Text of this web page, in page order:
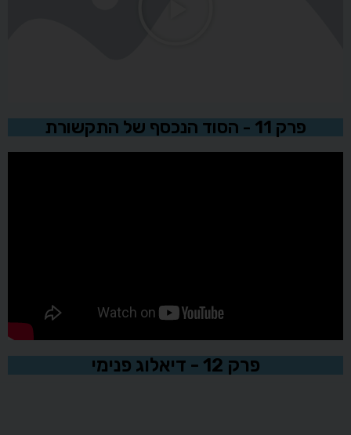
פרק 11 - הסוד הנכסף של התקשורת
פרק 12 - דיאלוג פנימי